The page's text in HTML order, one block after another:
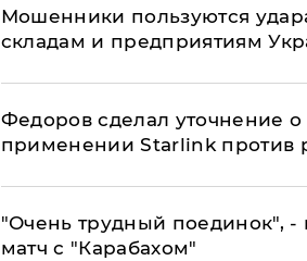
Мошенники пользуются
складам и предприятиям
Федоров сделал уточнение
применении Starlink против
"Очень трудный поединок", -
матч с "Карабахом"